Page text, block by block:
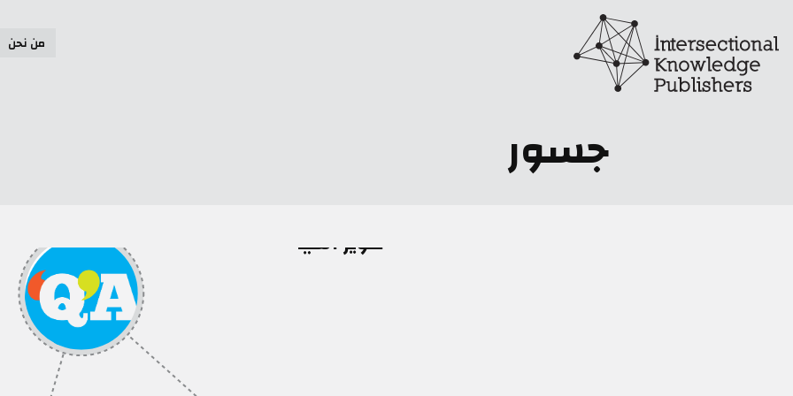
من نحن Breadcrumb
جسور
كوير آسيا